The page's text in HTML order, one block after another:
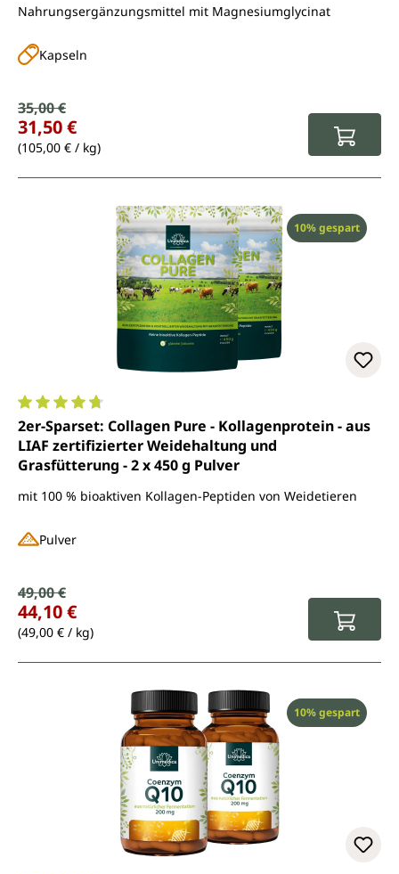
Nahrungsergänzungsmittel mit Magnesiumglycinat
Kapseln
Verkaufspreis:
Regulärer Preis:
35,00 €
31,50 €
(105,00 € / kg)
Rabatt
10% gespart
Durchschnittliche Bewertung von 4.7 von 5 Sternen
2er-Sparset: Collagen Pure - Kollagenprotein - aus
LIAF zertifizierter Weidehaltung und
Grasfütterung - 2 x 450 g Pulver
mit 100 % bioaktiven Kollagen-Peptiden von Weidetieren
Pulver
Verkaufspreis:
Regulärer Preis:
49,00 €
44,10 €
(49,00 € / kg)
Rabatt
10% gespart